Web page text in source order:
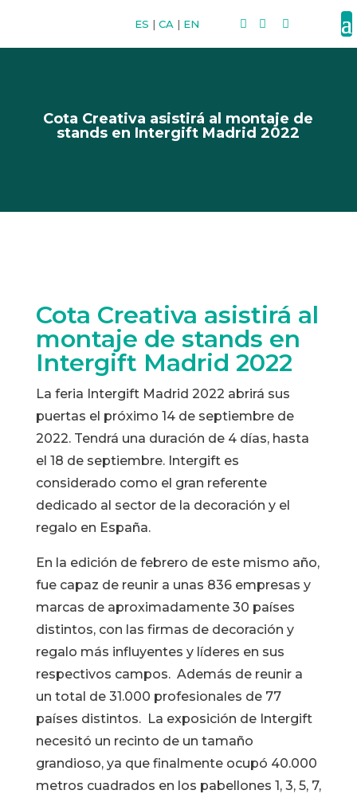
  
ES | CA | EN
Cota Creativa asistirá al montaje de
stands en Intergift Madrid 2022
Cota Creativa asistirá al
montaje de stands en
Intergift Madrid 2022
La feria Intergift Madrid 2022 abrirá sus
puertas el próximo 14 de septiembre de
2022. Tendrá una duración de 4 días, hasta
el 18 de septiembre. Intergift es
considerado como el gran referente
dedicado al sector de la decoración y el
regalo en España.
En la edición de febrero de este mismo año,
fue capaz de reunir a unas 836 empresas y
marcas de aproximadamente 30 países
distintos, con las firmas de decoración y
regalo más influyentes y líderes en sus
respectivos campos. Además de reunir a
un total de 31.000 profesionales de 77
países distintos. La exposición de Intergift
necesitó un recinto de un tamaño
grandioso, ya que finalmente ocupó 40.000
metros cuadrados en los pabellones 1, 3, 5, 7,